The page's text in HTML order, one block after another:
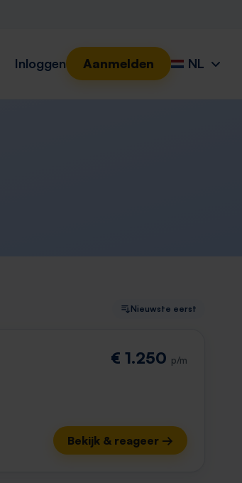
Inloggen Aanmelden NL
Nieuwste eerst
€ 1.250 p/m
Bekijk & reageer →